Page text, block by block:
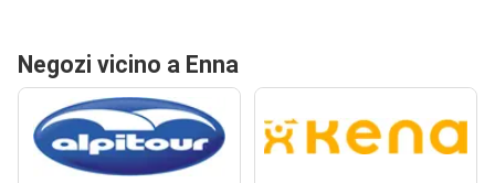
Negozi vicino a Enna